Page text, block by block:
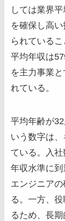
しては業界
を確保し高
られている
平均年収は
を主力事業
れている。
平均年齢が
いう数字は
ている。入
年収水準に
エンジニア
る。一方、
るため、長